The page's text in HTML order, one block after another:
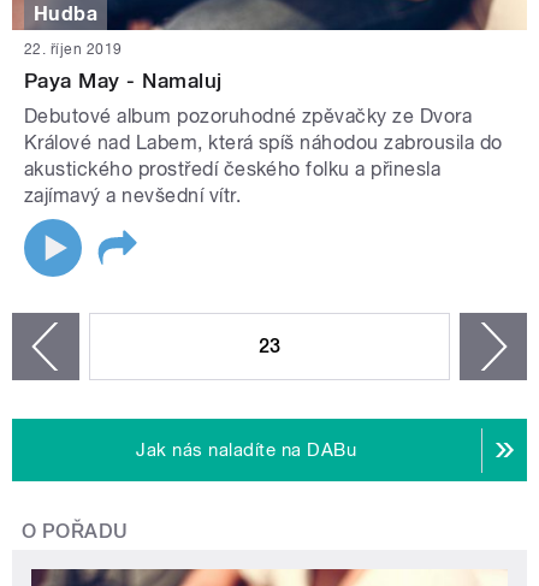
Hudba
22. říjen 2019
Paya May - Namaluj
Debutové album pozoruhodné zpěvačky ze Dvora
Králové nad Labem, která spíš náhodou zabrousila do
akustického prostředí českého folku a přinesla
zajímavý a nevšední vítr.
23
Jak nás naladíte na DABu
O POŘADU